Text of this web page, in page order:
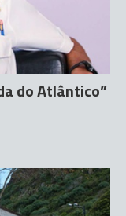
do Atlântico”